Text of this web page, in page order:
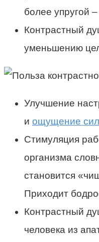
более упругой
Контрастный
уменьшению
Улучшение
и ощущение
Стимуляция
организма
становится
Приходит
Контрастный
человека из